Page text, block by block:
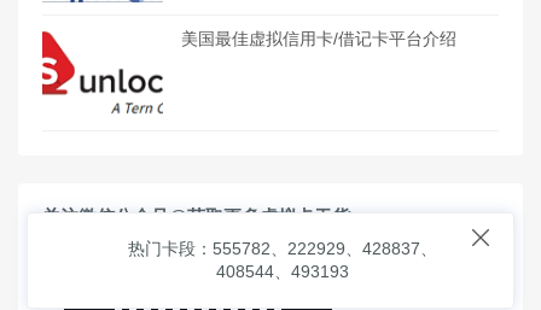
美国最佳虚拟信用卡/借记卡平台介绍
关注微信公众号@获取更多虚拟卡干货

热门卡段：555782、222929、428837、
408544、493193